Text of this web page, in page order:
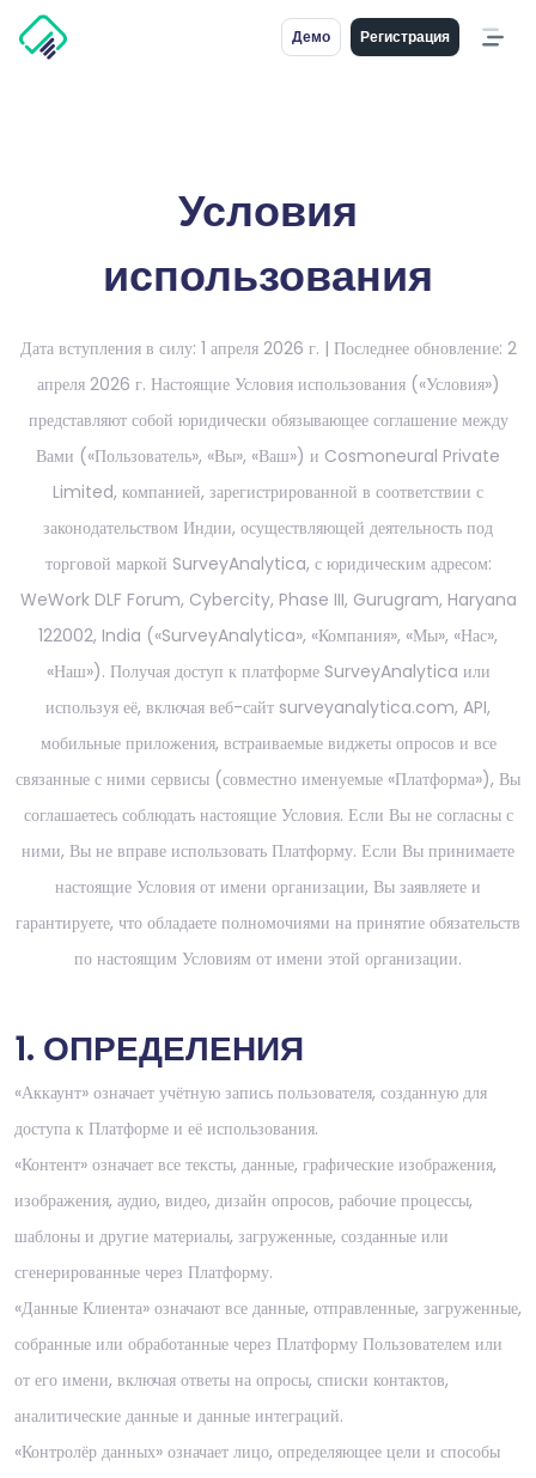
Демо Регистрация
Условия
использования
Дата вступления в силу: 1 апреля 2026 г. | Последнее обновление: 2
апреля 2026 г. Настоящие Условия использования («Условия»)
представляют собой юридически обязывающее соглашение между
Вами («Пользователь», «Вы», «Ваш») и Cosmoneural Private
Limited, компанией, зарегистрированной в соответствии с
законодательством Индии, осуществляющей деятельность под
торговой маркой SurveyAnalytica, с юридическим адресом:
WeWork DLF Forum, Cybercity, Phase III, Gurugram, Haryana
122002, India («SurveyAnalytica», «Компания», «Мы», «Нас»,
«Наш»). Получая доступ к платформе SurveyAnalytica или
используя её, включая веб-сайт surveyanalytica.com, API,
мобильные приложения, встраиваемые виджеты опросов и все
связанные с ними сервисы (совместно именуемые «Платформа»), Вы
соглашаетесь соблюдать настоящие Условия. Если Вы не согласны с
ними, Вы не вправе использовать Платформу. Если Вы принимаете
настоящие Условия от имени организации, Вы заявляете и
гарантируете, что обладаете полномочиями на принятие обязательств
по настоящим Условиям от имени этой организации.
1. ОПРЕДЕЛЕНИЯ
«Аккаунт» означает учётную запись пользователя, созданную для
доступа к Платформе и её использования.
«Контент» означает все тексты, данные, графические изображения,
изображения, аудио, видео, дизайн опросов, рабочие процессы,
шаблоны и другие материалы, загруженные, созданные или
сгенерированные через Платформу.
«Данные Клиента» означают все данные, отправленные, загруженные,
собранные или обработанные через Платформу Пользователем или
от его имени, включая ответы на опросы, списки контактов,
аналитические данные и данные интеграций.
«Контролёр данных» означает лицо, определяющее цели и способы